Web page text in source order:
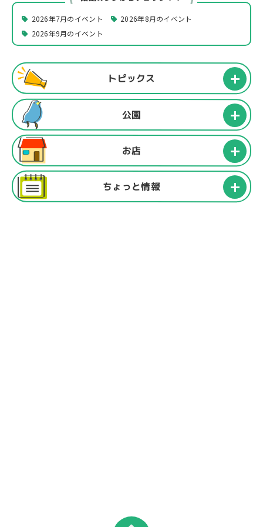
2026年7月のイベント
2026年8月のイベント
2026年9月のイベント
トピックス
公園
お店
ちょっと情報